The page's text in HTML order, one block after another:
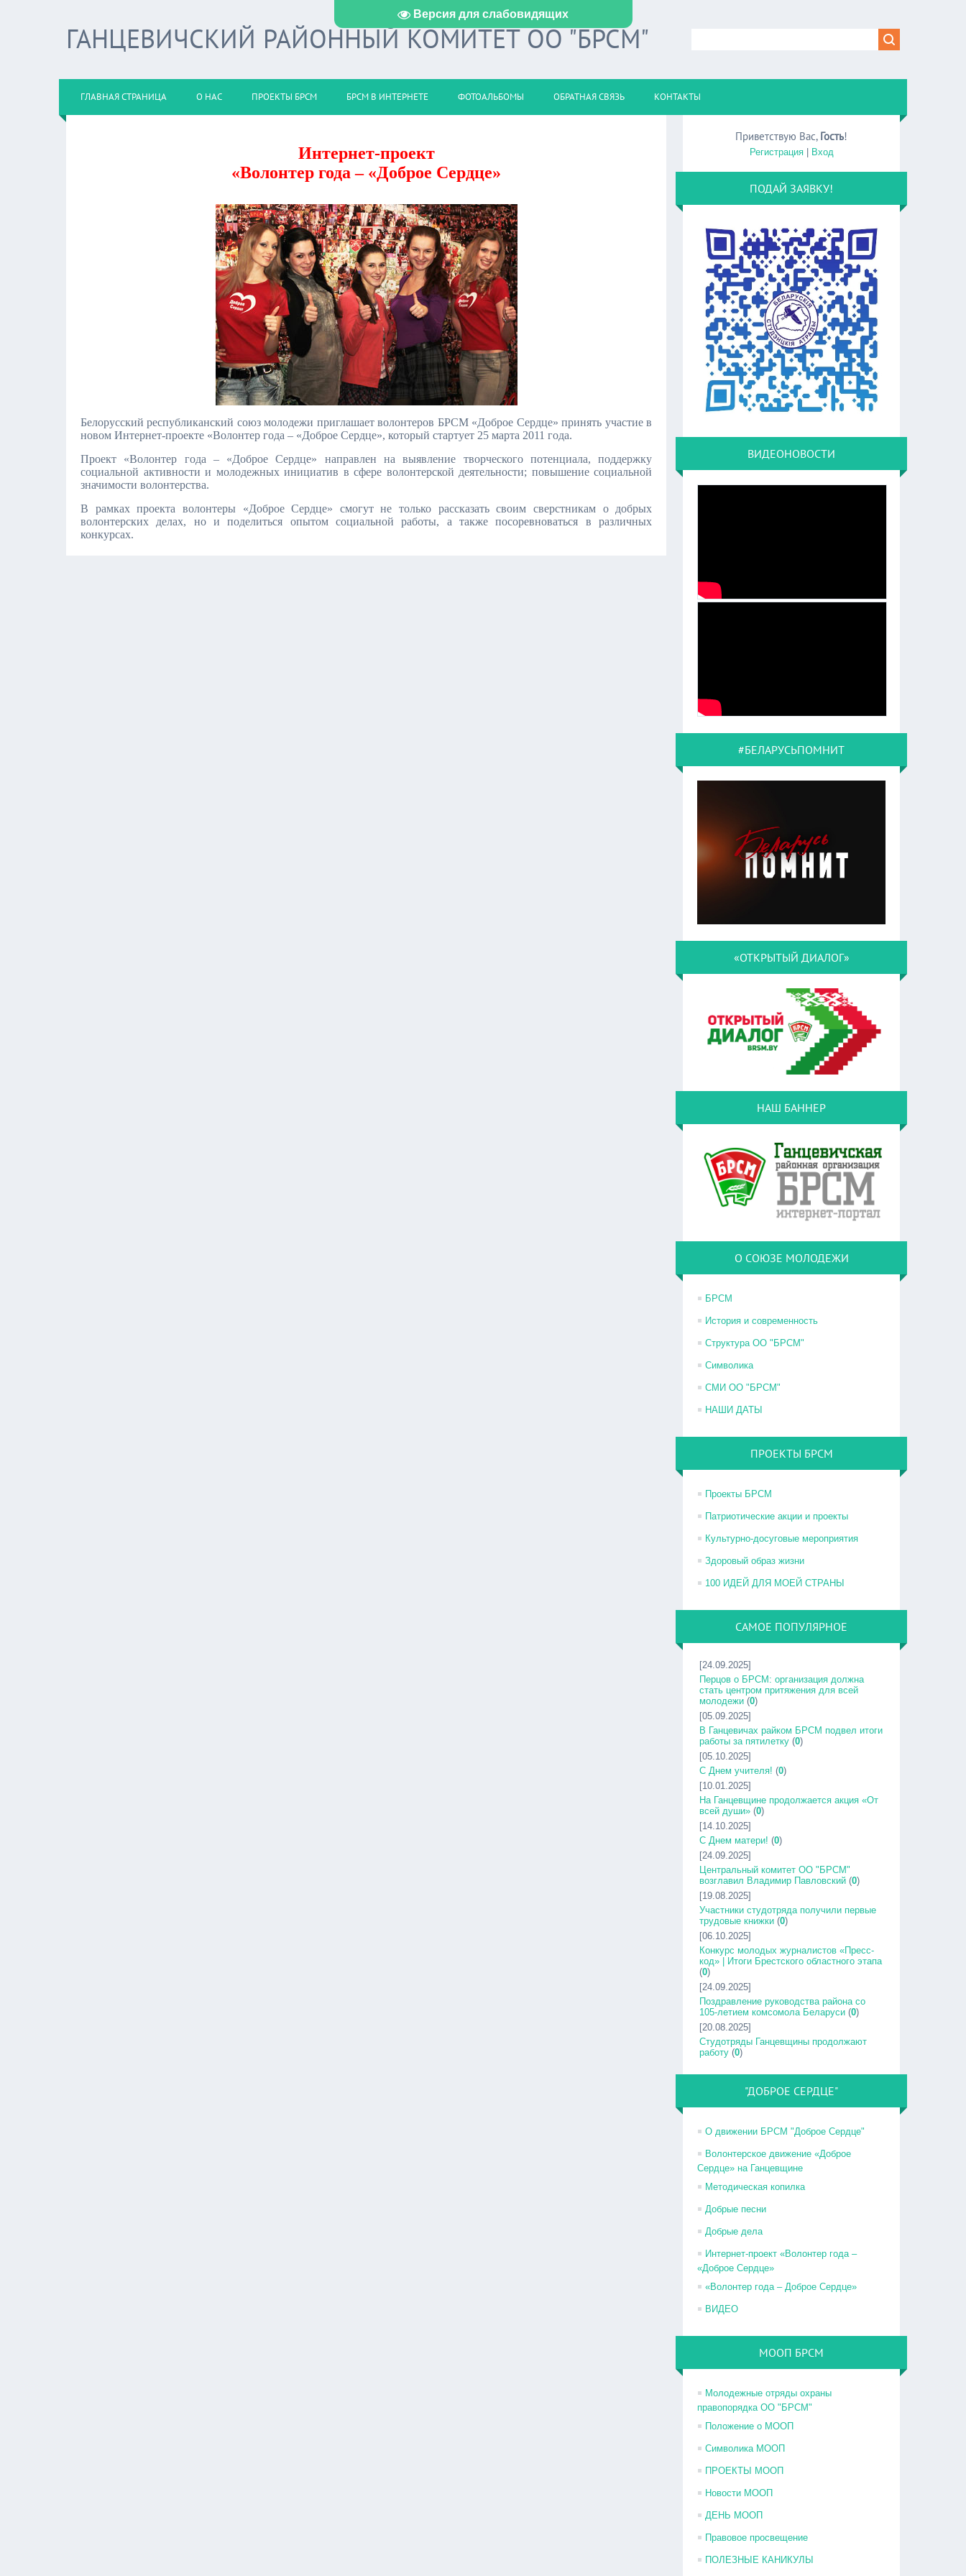
Версия для слабовидящих
ГАНЦЕВИЧСКИЙ РАЙОННЫЙ КОМИТЕТ ОО "БРСМ"
ГЛАВНАЯ СТРАНИЦА О НАС ПРОЕКТЫ БРСМ БРСМ В ИНТЕРНЕТЕ ФОТОАЛЬБОМЫ ОБРАТНАЯ СВЯЗЬ КОНТАКТЫ
Интернет-проект
«Волонтер года – «Доброе Сердце»
Белорусский республиканский союз молодежи приглашает волонтеров БРСМ «Доброе Сердце» принять участие в
новом Интернет-проекте «Волонтер года – «Доброе Сердце», который стартует 25 марта 2011 года.
Проект «Волонтер года – «Доброе Сердце» направлен на выявление творческого потенциала, поддержку
социальной активности и молодежных инициатив в сфере волонтерской деятельности; повышение социальной
значимости волонтерства.
В рамках проекта волонтеры «Доброе Сердце» смогут не только рассказать своим сверстникам о добрых
волонтерских делах, но и поделиться опытом социальной работы, а также посоревноваться в различных
конкурсах.
Приветствую Вас, Гость!
Регистрация| Вход
ПОДАЙ ЗАЯВКУ!
ВИДЕОНОВОСТИ
#БЕЛАРУСЬПОМНИТ
«ОТКРЫТЫЙ ДИАЛОГ»
НАШ БАННЕР
О СОЮЗЕ МОЛОДЕЖИ
БРСМ
История и современность
Структура ОО "БРСМ"
Символика
СМИ ОО "БРСМ"
НАШИ ДАТЫ
ПРОЕКТЫ БРСМ
Проекты БРСМ
Патриотические акции и проекты
Культурно-досуговые мероприятия
Здоровый образ жизни
100 ИДЕЙ ДЛЯ МОЕЙ СТРАНЫ
САМОЕ ПОПУЛЯРНОЕ
[24.09.2025]
Перцов о БРСМ: организация должна
стать центром притяжения для всей
молодежи (0)
[05.09.2025]
В Ганцевичах райком БРСМ подвел итоги
работы за пятилетку (0)
[05.10.2025]
С Днем учителя! (0)
[10.01.2025]
На Ганцевщине продолжается акция «От
всей души» (0)
[14.10.2025]
С Днем матери! (0)
[24.09.2025]
Центральный комитет ОО "БРСМ"
возглавил Владимир Павловский (0)
[19.08.2025]
Участники студотряда получили первые
трудовые книжки (0)
[06.10.2025]
Конкурс молодых журналистов «Пресс-
код» | Итоги Брестского областного этапа
(0)
[24.09.2025]
Поздравление руководства района со
105-летием комсомола Беларуси (0)
[20.08.2025]
Студотряды Ганцевщины продолжают
работу (0)
"ДОБРОЕ СЕРДЦЕ"
О движении БРСМ "Доброе Сердце"
Волонтерское движение «Доброе
Сердце» на Ганцевщине
Методическая копилка
Добрые песни
Добрые дела
Интернет-проект «Волонтер года –
«Доброе Сердце»
«Волонтер года – Доброе Сердце»
ВИДЕО
МООП БРСМ
Молодежные отряды охраны
правопорядка ОО "БРСМ"
Положение о МООП
Символика МООП
ПРОЕКТЫ МООП
Новости МООП
ДЕНЬ МООП
Правовое просвещение
ПОЛЕЗНЫЕ КАНИКУЛЫ